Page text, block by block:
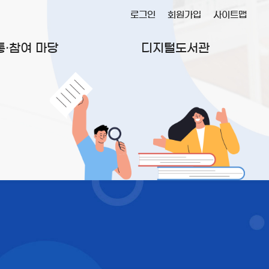
·참여 마당 디지털도서관
로그인 회원가입 사이트맵